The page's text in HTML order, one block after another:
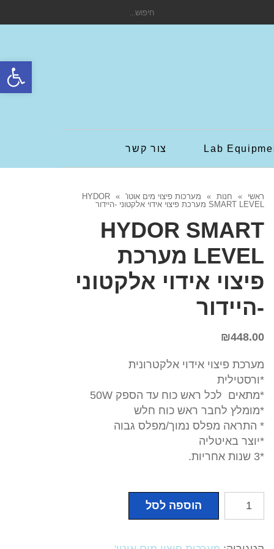
פתח
חיפוש
Lab צור קשר
ראשי » חנות » מערכות פיצוי מים אוטו' »
HYDOR
SMART LEVEL מערכת פיצוי אידוי אלקטוני -היידור
HYDOR SMART
LEVEL מערכת
פיצוי אידוי אלקטוני
-היידור
₪448.00
מערכת פיצוי אידוי אלקטרונית
*ורסטילית
*מתאים לכל ראש כוח עד הספק 50W
*מומלץ לחבר ראש כוח חלש
* התראה מפלס נמוך/מפלס גבוה
*יוצר באיטליה
*3 שנות אחריות.
כמות
SMART
הוספה לסל